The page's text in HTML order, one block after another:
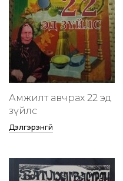
Амжилт авчрах 22 эд
зүйлс
Дэлгэрэнгүй